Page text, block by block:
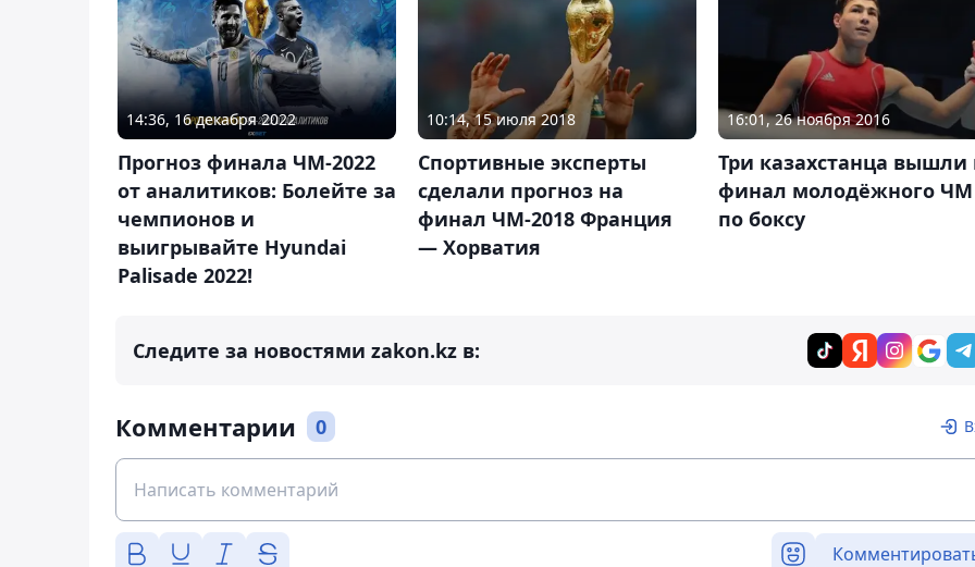
14:36, 16 декабря 2022
Прогноз финала ЧМ-2022
от аналитиков: Болейте за
чемпионов и
выигрывайте Hyundai
Palisade 2022!
10:14, 15 июля 2018
Спортивные эксперты
сделали прогноз на
финал ЧМ-2018 Франция
— Хорватия
16:01, 26 ноября 2016
Три казахстанца вышли
финал молодёжного ЧМ
по боксу
Следите за новостями zakon.kz в:
Комментарии 0